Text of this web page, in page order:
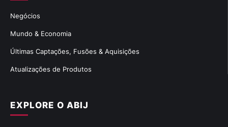
EXPLORE O ABIJ
Negócios
Mundo & Economia
Últimas Captações, Fusões & Aquisições
Atualizações de Produtos